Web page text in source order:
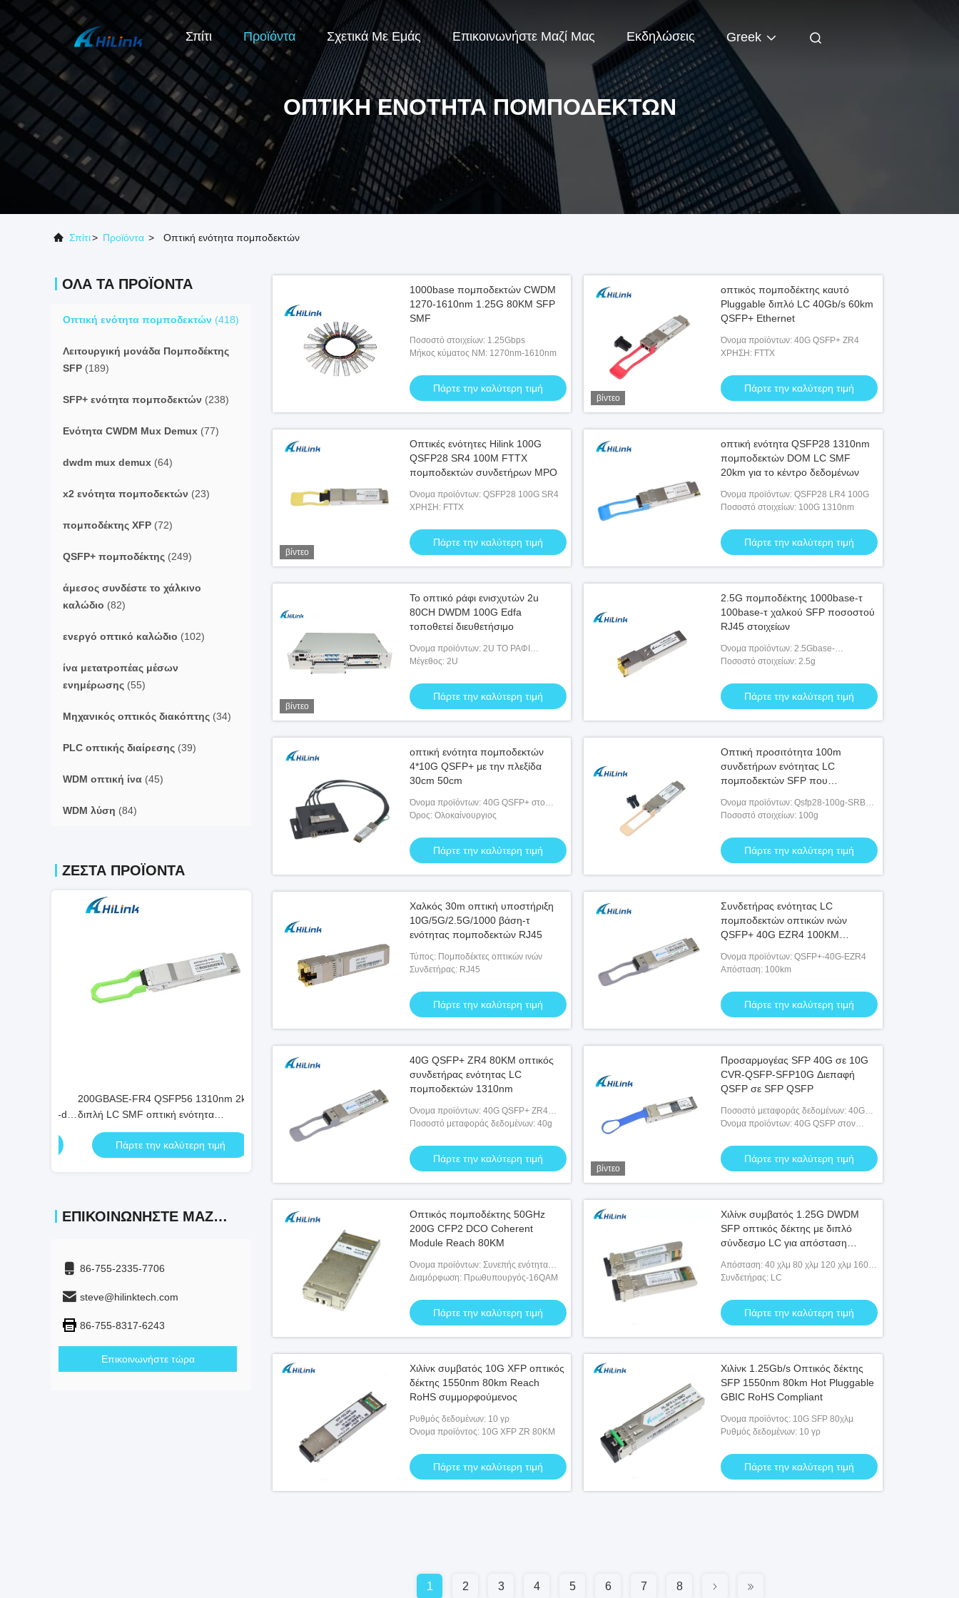
Σπίτι Προϊόντα Σχετικά Με Εμάς Επικοινωνήστε Μαζί Μας Εκδηλώσεις Greek
ΟΠΤΙΚΉ ΕΝΌΤΗΤΑ ΠΟΜΠΟΔΕΚΤΏΝ
Σπίτι> Προϊόντα > Οπτική ενότητα πομποδεκτών
ΌΛΑ ΤΑ ΠΡΟΪΌΝΤΑ
Οπτική ενότητα πομποδεκτών (418)
Λειτουργική μονάδα Πομποδέκτης
SFP (189)
SFP+ ενότητα πομποδεκτών (238)
Ενότητα CWDM Mux Demux (77)
dwdm mux demux (64)
x2 ενότητα πομποδεκτών (23)
πομποδέκτης XFP (72)
QSFP+ πομποδέκτης (249)
άμεσος συνδέστε το χάλκινο
καλώδιο (82)
ενεργό οπτικό καλώδιο (102)
ίνα μετατροπέας μέσων
ενημέρωσης (55)
Μηχανικός οπτικός διακόπτης (34)
PLC οπτικής διαίρεσης (39)
WDM οπτική ίνα (45)
WDM λύση (84)
ΖΕΣΤΆ ΠΡΟΪΌΝΤΑ
200GBASE-FR4 QSFP56 1310nm 2km
διπλή LC SMF οπτική ενότητα
πομποδεκτών DOM
Πάρτε την καλύτερη τιμή
Ενότητα QSFPDD 400G SR8 OM3 70M
OM4 100M πομποδεκτών MMF SFP
Πάρτε την καλύτερη τιμή Πάρτε την καλύτερη τιμή
ΕΠΙΚΟΙΝΩΝΉΣΤΕ ΜΑΖΊ ΜΑΣ
86-755-2335-7706
steve@hilinktech.com
86-755-8317-6243
Επικοινωνήστε τώρα
1000base πομποδεκτών CWDM
1270-1610nm 1.25G 80KM SFP
SMF
Ποσοστό στοιχείων: 1.25Gbps
Μήκος κύματος NM: 1270nm-1610nm
Πάρτε την καλύτερη τιμή
βίντεο
οπτικός πομποδέκτης καυτό
Pluggable διπλό LC 40Gb/s 60km
QSFP+ Ethernet
Όνομα προϊόντων: 40G QSFP+ ZR4
ΧΡΗΣΗ: FTTX
Πάρτε την καλύτερη τιμή
βίντεο
Οπτικές ενότητες Hilink 100G
QSFP28 SR4 100M FTTX
πομποδεκτών συνδετήρων MPO
Όνομα προϊόντων: QSFP28 100G SR4
ΧΡΗΣΗ: FTTX
Πάρτε την καλύτερη τιμή
οπτική ενότητα QSFP28 1310nm
πομποδεκτών DOM LC SMF
20km για το κέντρο δεδομένων
Όνομα προϊόντων: QSFP28 LR4 100G
Ποσοστό στοιχείων: 100G 1310nm
Πάρτε την καλύτερη τιμή
βίντεο
Το οπτικό ράφι ενισχυτών 2u
80CH DWDM 100G Edfa
τοποθετεί διευθετήσιμο
Όνομα προϊόντων: 2U ΤΟ ΡΑΦΙ
ΤΟΠΟΘΕΤΕΙ ΝΑΡΚΩΜΈΝΗ ΚΆΡΤΑ
Μέγεθος: 2U
Πάρτε την καλύτερη τιμή
2.5G πομποδέκτης 1000base-τ
100base-τ χαλκού SFP ποσοστού
RJ45 στοιχείων
Όνομα προϊόντων: 2.5Gbase-
τ/1000base-T/100base-τ πομποδέκτης
Ποσοστό στοιχείων: 2.5g
Πάρτε την καλύτερη τιμή
οπτική ενότητα πομποδεκτών
4*10G QSFP+ με την πλεξίδα
30cm 50cm
Όνομα προϊόντων: 40G QSFP+ στο
κιβώτιο διαλυτικών χρώματος 4*10G
Όρος: Ολοκαίνουργιος
Πάρτε την καλύτερη τιμή
Οπτική προσιτότητα 100m
συνδετήρων ενότητας LC
πομποδεκτών SFP που
Όνομα προϊόντων: Qsfp28-100g-SRBD
850nm 100m
Ποσοστό στοιχείων: 100g
Πάρτε την καλύτερη τιμή
Χαλκός 30m οπτική υποστήριξη
10G/5G/2.5G/1000 βάση-τ
ενότητας πομποδεκτών RJ45
Τύπος: Πομποδέκτες οπτικών ινών
Συνδετήρας: RJ45
Πάρτε την καλύτερη τιμή
Συνδετήρας ενότητας LC
πομποδεκτών οπτικών ινών
QSFP+ 40G EZR4 100KM
Όνομα προϊόντων: QSFP+-40G-EZR4
Απόσταση: 100km
Πάρτε την καλύτερη τιμή
40G QSFP+ ZR4 80KM οπτικός
συνδετήρας ενότητας LC
πομποδεκτών 1310nm
Όνομα προϊόντων: 40G QSFP+ ZR4
80KM
Ποσοστό μεταφοράς δεδομένων: 40g
Πάρτε την καλύτερη τιμή
βίντεο
Προσαρμογέας SFP 40G σε 10G
CVR-QSFP-SFP10G Διεπαφή
QSFP σε SFP QSFP
Ποσοστό μεταφοράς δεδομένων: 40G
έως 10G
Όνομα προϊόντων: 40G QSFP στον
Πάρτε την καλύτερη τιμή
Οπτικός πομποδέκτης 50GHz
200G CFP2 DCO Coherent
Module Reach 80KM
Όνομα προϊόντων: Συνεπής ενότητα
200G CFP2 DCO
Διαμόρφωση: Πρωθυπουργός-16QAM
Πάρτε την καλύτερη τιμή
Χιλίνκ συμβατός 1.25G DWDM
SFP οπτικός δέκτης με διπλό
σύνδεσμο LC για απόσταση
Απόσταση: 40 χλμ 80 χλμ 120 χλμ 160
χλμ
Συνδετήρας: LC
Πάρτε την καλύτερη τιμή
Χιλίνκ συμβατός 10G XFP οπτικός
δέκτης 1550nm 80km Reach
RoHS συμμορφούμενος
Ρυθμός δεδομένων: 10 γρ
Όνομα προϊόντος: 10G XFP ZR 80KM
Πάρτε την καλύτερη τιμή
Χιλίνκ 1.25Gb/s Οπτικός δέκτης
SFP 1550nm 80km Hot Pluggable
GBIC RoHS Compliant
Όνομα προϊόντος: 10G SFP 80χλμ
Ρυθμός δεδομένων: 10 γρ
Πάρτε την καλύτερη τιμή
1 2 3 4 5 6 7 8